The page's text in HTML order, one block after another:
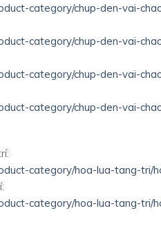
category/chup-den-vai-
category/chup-den-vai-
category/chup-den-vai-
category/chup-den-vai-
category/hoa-lua-tang-tri/
category/hoa-lua-tang-tri/